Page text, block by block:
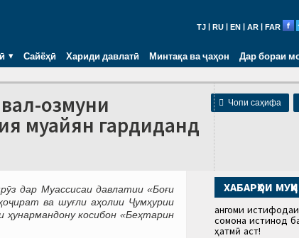
TJ RU EN AR FAR
Сайёҳӣ Хариди давлатӣ Минтақа ва ҷаҳон Дар бораи
 Чопи саҳифа
озмуни
муайян гардиданд
дар Муассисаи давлатии «Боғи
ва шуғли аҳолии Ҷумҳурии
ҳунармандону косибон «Беҳтарин
ХАБАРҲОИ
Ҳангоми
сомона истинод
ҳатмӣ аст!